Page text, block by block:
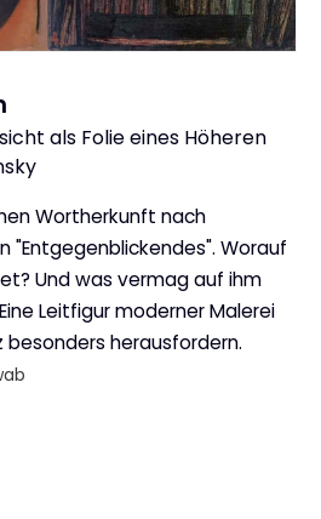
als Folie eines Höheren
Wortherkunft nach
"Entgegenblickendes". Worauf
Und was vermag auf ihm
Leitfigur moderner Malerei
besonders herausfordern.